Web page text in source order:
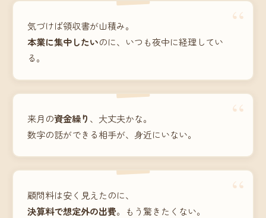
“
気づけば領収書が山積み。
本業に集中したいのに、いつも夜中に経理してい
る。
“
来月の資金繰り 、大丈夫かな。
数字の話ができる相手が、身近にいない。
“
顧問料は安く見えたのに、
決算料で想定外の出費。もう驚きたくない。